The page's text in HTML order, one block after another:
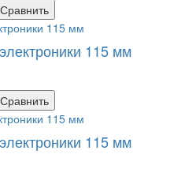
Сравнить
115 мм
Сравнить
115 мм